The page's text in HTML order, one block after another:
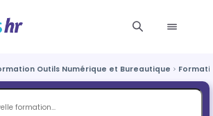
Outils Numérique et Bureautique